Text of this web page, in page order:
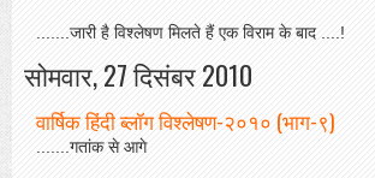
.......जारी है विश्लेषण मिलते हैं एक विराम के बाद ....!
सोमवार, 27 दिसंबर 2010
वार्षिक हिंदी ब्लॉग विश्लेषण-२०१० (भाग-९)
.......गतांक से आगे